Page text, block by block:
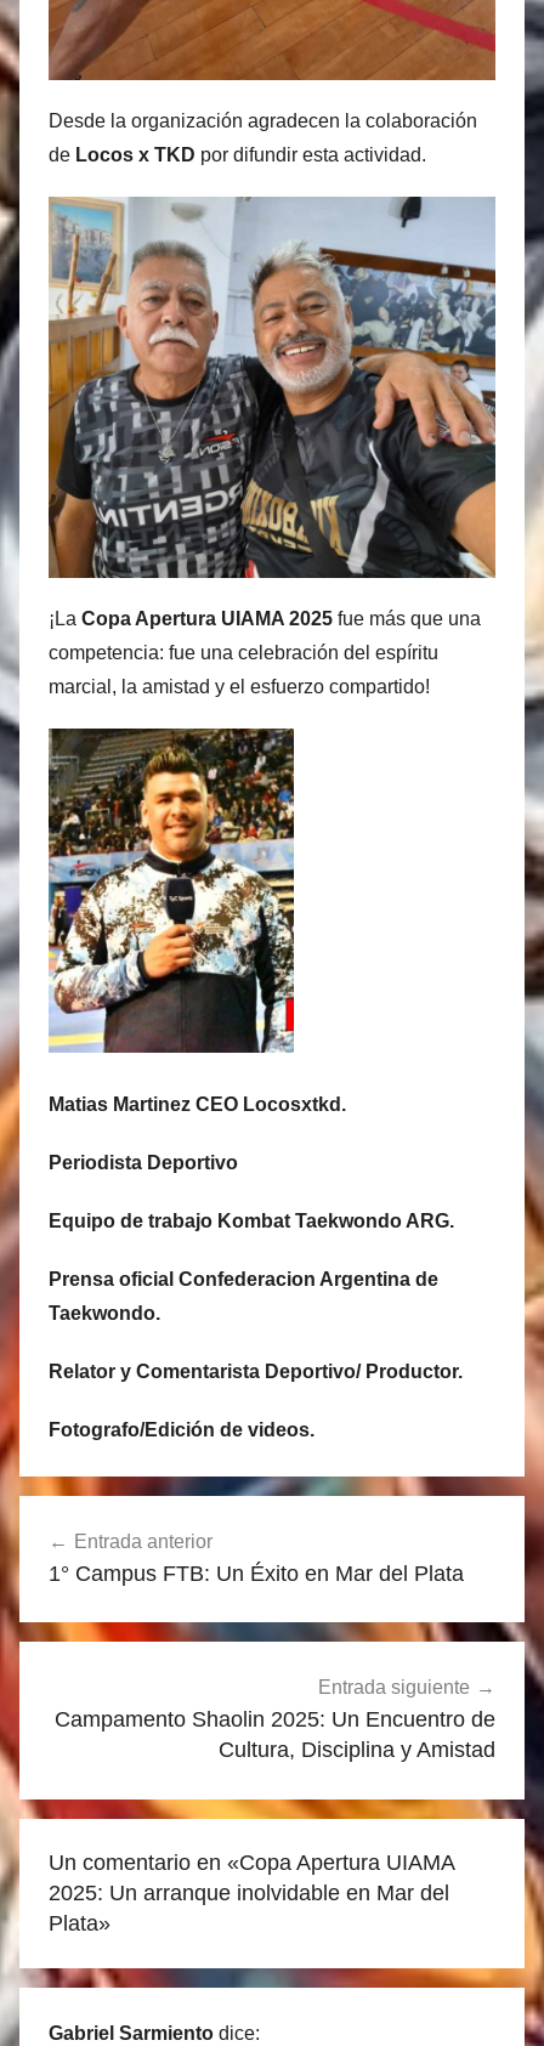
Desde la organización agradecen la colaboración
de Locos x TKD por difundir esta actividad.
¡La Copa Apertura UIAMA 2025 fue más que una
competencia: fue una celebración del espíritu
marcial, la amistad y el esfuerzo compartido!
Matias Martinez CEO Locosxtkd.
Periodista Deportivo
Equipo de trabajo Kombat Taekwondo ARG.
Prensa oficial Confederacion Argentina de
Taekwondo.
Relator y Comentarista Deportivo/ Productor.
Fotografo/Edición de videos.
de
entradas
Entrada anterior
1° Campus FTB: Un Éxito en Mar del Plata
Entrada siguiente
Campamento Shaolin 2025: Un Encuentro de
Cultura, Disciplina y Amistad
Un comentario en «Copa Apertura UIAMA
2025: Un arranque inolvidable en Mar del
Plata»
Gabriel Sarmiento dice: